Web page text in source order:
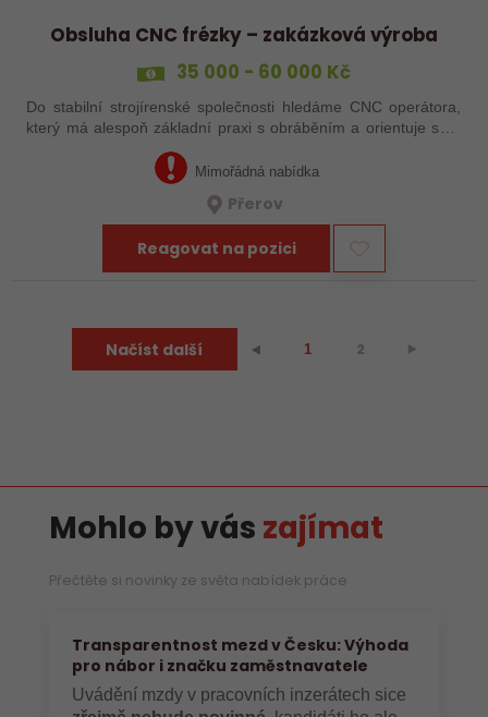
Obsluha CNC frézky – zakázková výroba
35 000 - 60 000 Kč
Do stabilní strojírenské společnosti hledáme CNC operátora,
který má alespoň základní praxi s obráběním a orientuje se v
technické dokumentaci. Nemusíte mít za sebou roky
zkušeností – důležité je, že…Mimořádná nabídka
Přerov
Reagovat na pozici
Načíst další ⯇ 1 2 ⯈
Mohlo by vás zajímat
Přečtěte si novinky ze světa nabídek práce
Transparentnost mezd v Česku: Výhoda
pro nábor i značku zaměstnavatele
Uvádění mzdy v pracovních inzerátech sice